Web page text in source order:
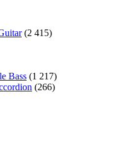
(2 415)
Bass (1 217)
(266)